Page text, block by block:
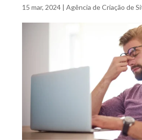
15 mar, 2024| Agência de Criação de